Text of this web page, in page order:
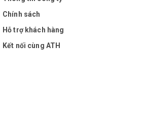
Chính sách
Hỗ trợ khách hàng
Kết nối cùng ATH